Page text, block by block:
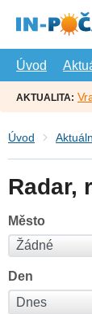
hlavní
Úvod
AKTUALITA:
Úvod
Radar,
Město
Den